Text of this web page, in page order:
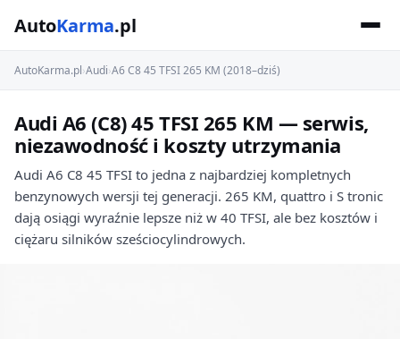
AutoKarma.pl
AutoKarma.pl›Audi›A6 C8 45 TFSI 265 KM (2018–dziś)
Audi A6 (C8) 45 TFSI 265 KM — serwis,
niezawodność i koszty utrzymania
Audi A6 C8 45 TFSI to jedna z najbardziej kompletnych
benzynowych wersji tej generacji. 265 KM, quattro i S tronic
dają osiągi wyraźnie lepsze niż w 40 TFSI, ale bez kosztów i
ciężaru silników sześciocylindrowych.